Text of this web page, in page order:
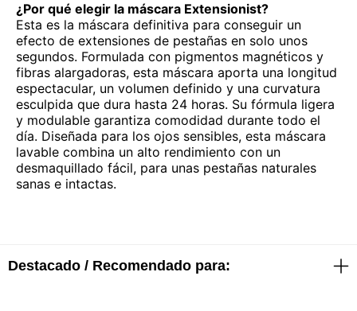
¿Por qué elegir la máscara Extensionist?
Esta es la máscara definitiva para conseguir un
efecto de extensiones de pestañas en solo unos
segundos. Formulada con pigmentos magnéticos y
fibras alargadoras, esta máscara aporta una longitud
espectacular, un volumen definido y una curvatura
esculpida que dura hasta 24 horas. Su fórmula ligera
y modulable garantiza comodidad durante todo el
día. Diseñada para los ojos sensibles, esta máscara
lavable combina un alto rendimiento con un
desmaquillado fácil, para unas pestañas naturales
sanas e intactas.
Destacado / Recomendado para: